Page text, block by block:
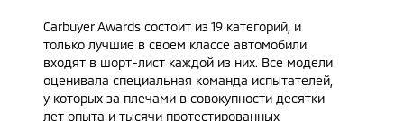
Carbuyer Awards состоит из 19 категорий, и
только лучшие в своем классе автомобили
входят в шорт-лист каждой из них. Все модели
оценивала специальная команда испытателей,
у которых за плечами в совокупности десятки
лет опыта и тысячи протестированных